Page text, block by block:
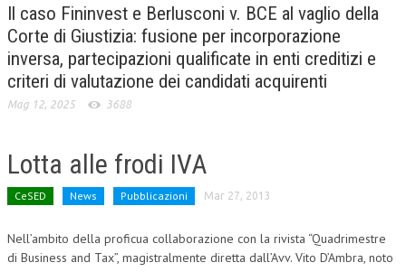
AMMINISTRATIVA
TRIBUTARIA
COSTITUZIONALE
CIVILE
PENALE
Il caso Fininvest e Berlusconi v. BCE al vaglio della
Corte di Giustizia: fusione per incorporazione
inversa, partecipazioni qualificate in enti creditizi e
criteri di valutazione dei candidati acquirenti
Mag 12, 2025 3688
Lotta alle frodi IVA
CeSED News Pubblicazioni Mar 27, 2013
Nell’ambito della proficua collaborazione con la rivista “Quadrimestre
di Business and Tax”, magistralmente diretta dall’Avv. Vito D’Ambra, noto